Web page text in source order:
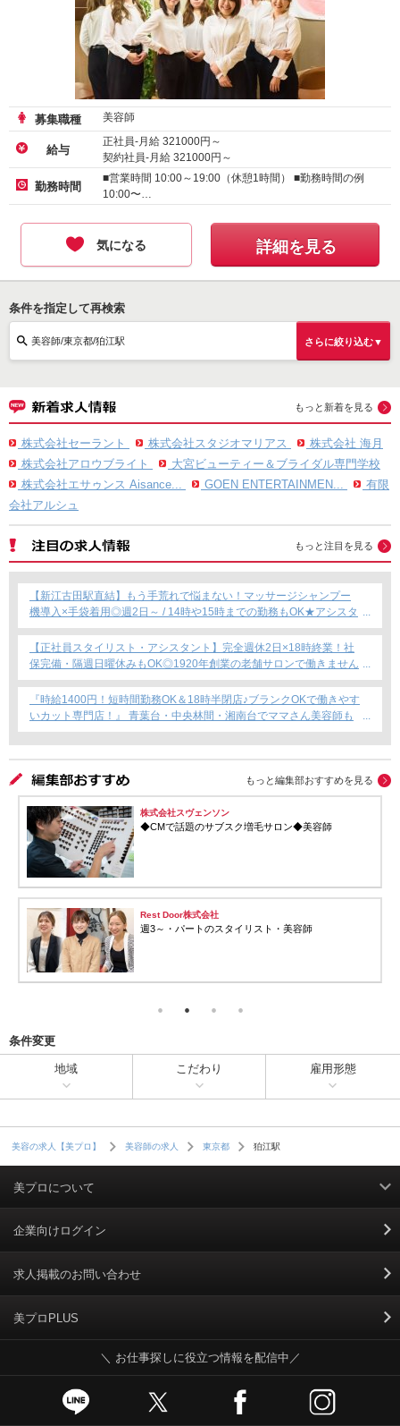
募集職種 美容師
給与
正社員-月給 321000円～
契約社員-月給 321000円～
アルバイト・パート-時給 : 1500 ～2000 円
勤務時間
■営業時間 10:00～19:00（休憩1時間） ■勤務時間の例
10:00〜…
気になる 詳細を見る
条件を指定して再検索
美容師/東京都/狛江駅 さらに絞り込む▼
もっと新着を見る
株式会社セーラント 株式会社スタジオマリアス
株式会社 海月
株式会社アロウブライト
大宮ビューティー＆ブライダル専門学校
株式会社エサゥンス Aisance...
GOEN ENTERTAINMEN...
有限
会社アルシュ
もっと注目を見る
【新江古田駅直結】もう手荒れで悩まない！マッサージシャンプー
機導入×手袋着用◎週2日～ / 14時や15時までの勤務もOK★アシスタ
ント専任募集★
【正社員スタイリスト・アシスタント】完全週休2日×18時終業！社
保完備・隔週日曜休みもOK◎1920年創業の老舗サロンで働きません
か？
『時給1400円！短時間勤務OK＆18時半閉店♪ブランクOKで働きやす
いカット専門店！』 青葉台・中央林間・湘南台でママさん美容師も
安心のサロン募集！
もっと編集部おすすめを見る
株式会社スヴェンソン
◆CMで話題のサブスク増毛サロン◆美容師
Rest Door株式会社
週3～・パートのスタイリスト・美容師
条件変更
地域 こだわり 雇用形態
美容の求人【美プロ】 美容師の求人 東京都 狛江駅
美プロについて
利用規約
掲載規約
個人情報保護ポリシー
個人情報のお取り扱いについて
Cookieポリシー
企業向けログイン
求人掲載のお問い合わせ
美プロPLUS
＼ お仕事探しに役立つ情報を配信中／